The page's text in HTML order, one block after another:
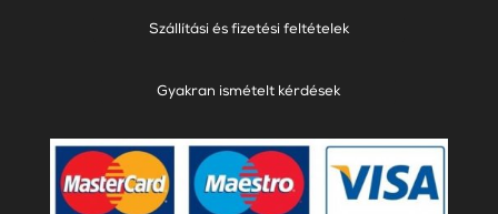
Szállítási és fizetési feltételek
Gyakran ismételt kérdések